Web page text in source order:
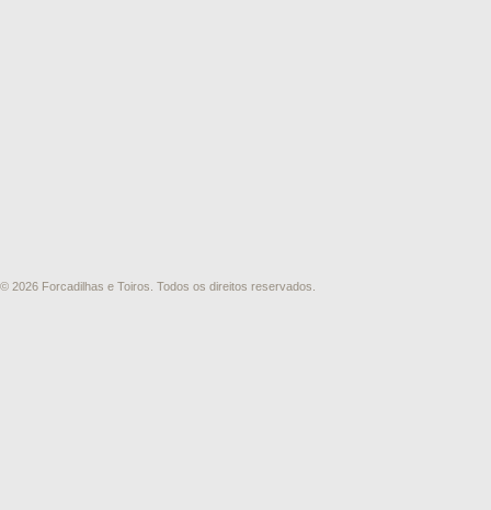
© 2026 Forcadilhas e Toiros. Todos os direitos reservados.